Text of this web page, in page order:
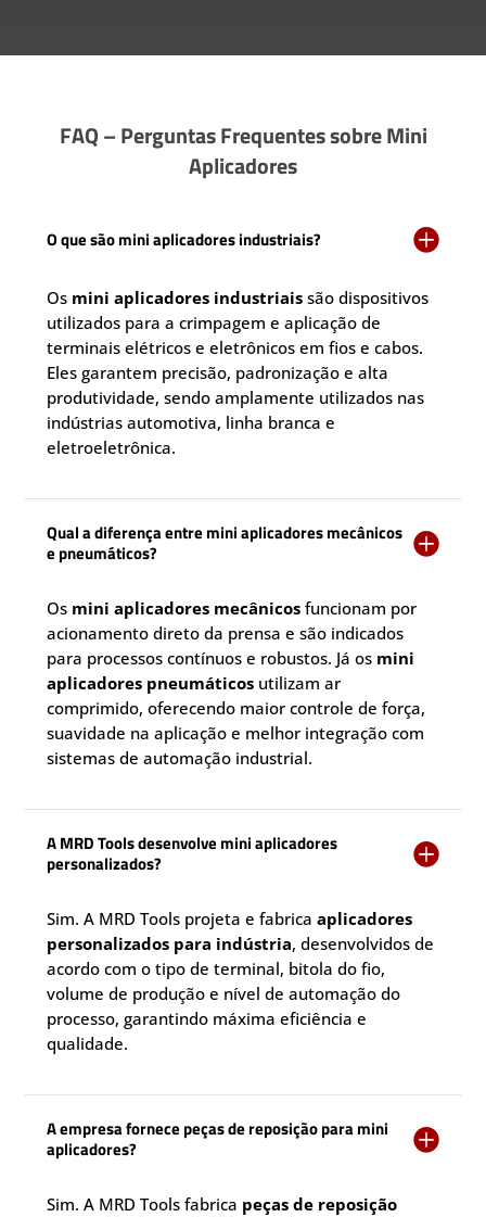
FAQ – Perguntas Frequentes sobre Mini
Aplicadores
O que são mini aplicadores industriais? 
Os mini aplicadores industriais são dispositivos
utilizados para a crimpagem e aplicação de
terminais elétricos e eletrônicos em fios e cabos.
Eles garantem precisão, padronização e alta
produtividade, sendo amplamente utilizados nas
indústrias automotiva, linha branca e
eletroeletrônica.
Qual a diferença entre mini aplicadores mecânicos
e pneumáticos?

Os mini aplicadores mecânicos funcionam por
acionamento direto da prensa e são indicados
para processos contínuos e robustos. Já os mini
aplicadores pneumáticos utilizam ar
comprimido, oferecendo maior controle de força,
suavidade na aplicação e melhor integração com
sistemas de automação industrial.
A MRD Tools desenvolve mini aplicadores
personalizados?

Sim. A MRD Tools projeta e fabricaaplicadores
personalizados para indústria, desenvolvidos de
acordo com o tipo de terminal, bitola do fio,
volume de produção e nível de automação do
processo, garantindo máxima eficiência e
qualidade.
A empresa fornece peças de reposição para mini
aplicadores?

Sim. A MRD Tools fabrica peças de reposição